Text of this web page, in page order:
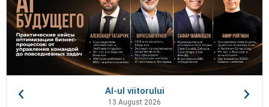
AI-ul viitorului
13 August 2026